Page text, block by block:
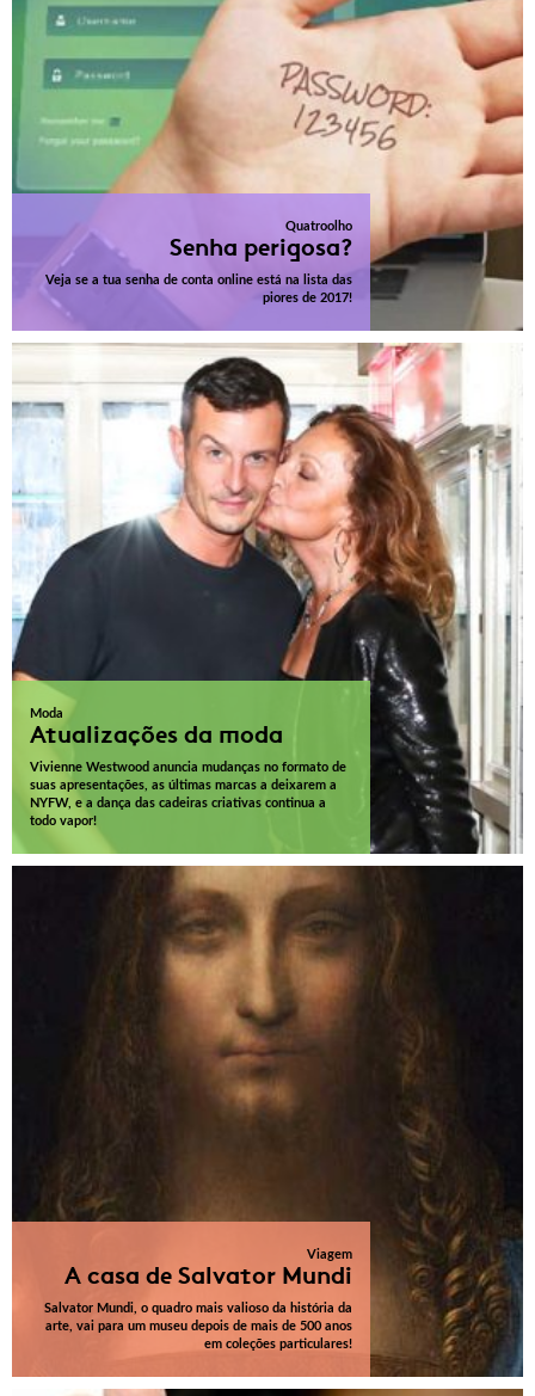
Quatroolho
Senha perigosa?
Veja se a tua senha de conta online está na lista das
piores de 2017!
Moda
Atualizações da moda
Vivienne Westwood anuncia mudanças no formato de
suas apresentações, as últimas marcas a deixarem a
NYFW, e a dança das cadeiras criativas continua a
todo vapor!
Viagem
A casa de Salvator Mundi
Salvator Mundi, o quadro mais valioso da história da
arte, vai para um museu depois de mais de 500 anos
em coleções particulares!